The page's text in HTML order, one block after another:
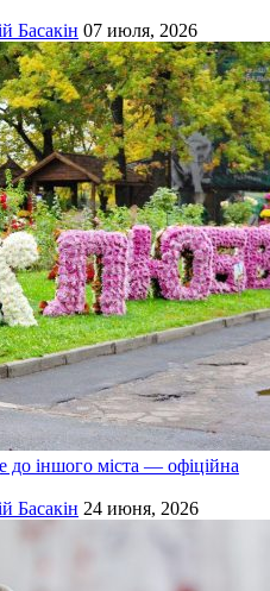
Басакін 07 июля, 2026
до іншого міста — офіційна
Басакін 24 июня, 2026